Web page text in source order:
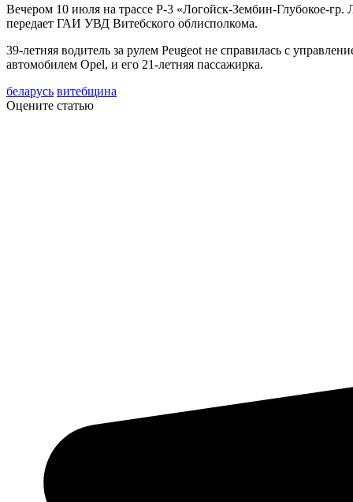
Вечером 10 июля на трассе Р-3 «Логойск-Зембин-Глубокое-гр.
передает ГАИ УВД Витебского облисполкома.
39-летняя водитель за рулем Peugeot не справилась с
автомобилем Opel, и его 21-летняя пассажирка.
беларусь витебщина
Оцените статью